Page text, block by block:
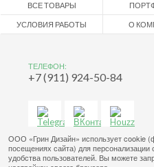
ВСЕ ТОВАРЫ
УСЛОВИЯ РАБОТЫ О
ТЕЛЕФОН:
+7 (911) 924-50-84
ООО «Грин Дизайн» использует cookie
посещениях сайта) для
удобства пользователей. Вы можете